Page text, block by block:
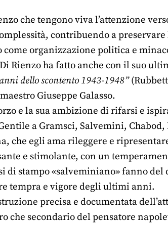
che tengono viva l’attenzione
contribuendo a
organizzazione politica e
Rienzo ha fatto anche con il suo
dello scontento 1943-1948”
Giuseppe Galasso.
e la sua ambizione di rifarsi e
a Gramsci, Salvemini, Chabod,
che egli ama rileggere e
e stimolante, con un
di stampo «salveminiano» fanno del
tempra e vigore degli ultimi anni.
precisa e documentata
che secondario del pensatore